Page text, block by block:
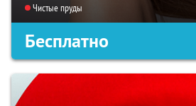
Чистые пруды
Бесплатно